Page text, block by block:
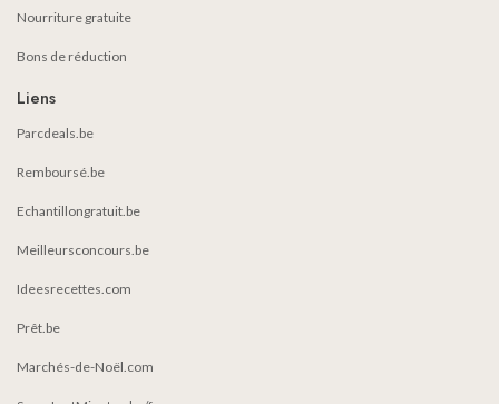
Nourriture gratuite
Bons de réduction
Liens
Parcdeals.be
Remboursé.be
Echantillongratuit.be
Meilleursconcours.be
Ideesrecettes.com
Prêt.be
Marchés-de-Noël.com